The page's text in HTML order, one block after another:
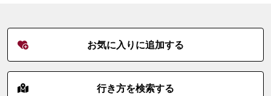
お気に入りに追加する
行き方を検索する